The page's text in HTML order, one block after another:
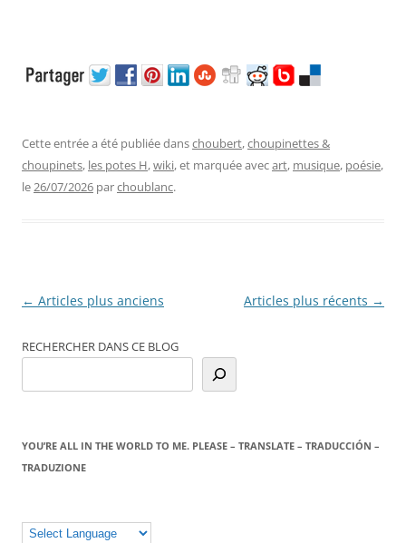
Cette entrée a été publiée danschoubert,choupinettes &
choupinets, les potes H,wiki, et marquée avecart, musique, poésie,
le26/07/2026 parchoublanc.
Navigation
articles
← Articles plus anciens Articles plus récents →
RECHERCHER DANS CE BLOG
YOU’RE ALL IN THE WORLD TO ME. PLEASE – TRANSLATE – TRADUCCIÓN –
TRADUZIONE